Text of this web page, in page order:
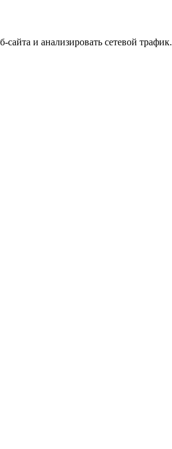
и анализировать сетевой трафик.